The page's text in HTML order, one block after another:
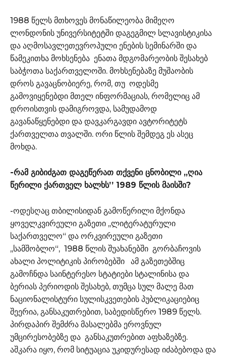
1988 წელს მთხოვეს მონაწილეობა მიმეღო
ლონდონის უნივერსიტეტში დაგეგმილ სლავისტიკისა
და აღმოსავლეთევროპული ენების სემინარში და
წამეკითხა მოხსენება ენათა მდგომარეობის შესახებ
საბჭოთა საქართველოში. მოხსენებაზე მუშაობის
დროს გავაცნობიერე, რომ, თუ ოდესმე
გამოვიყენებდი მთელ ინფორმაციას, რომელიც ამ
დროისთვის დამიგროვდა, სამუდამოდ
გავანაწყენებდი და დავკარგავდი ავტორიტეტს
ქართველთა თვალში. ორი წლის შემდეგ ეს ასეც
მოხდა.
-რამ გიბიძგათ დაგეწერათ თქვენი ცნობილი ,,ღია
წერილი ქართველ ხალხს’’ 1989 წლის მაისში?
-ოდესღაც თბილისიდან გამოწერილი მქონდა
ყოველკვირეული გაზეთი ,,ლიტერატურული
საქართველო“ და ორკვირეული გაზეთი
,,სამშობლო“, 1988 წლის შუახანებში გორბაჩოვის
ახალი პოლიტიკის პირობებში ამ გაზეთებშიც
გამოჩნდა საინტერესო სტატიები სტალინისა და
ბერიას პერიოდის შესახებ, თუმცა სულ მალე მათ
ნაციონალისტური სულისკვეთების პუბლიკაციებიც
შეერია, განსაკუთრებით, საბედისწერო 1989 წელს.
პირდაპირ შემძრა მასალებმა ეროვნულ
უმცირესობებზე და განსაკუთრებით აფხაზებზე.
აშკარა იყო, რომ სიტუაცია უკიდურესად იძაბებოდა და